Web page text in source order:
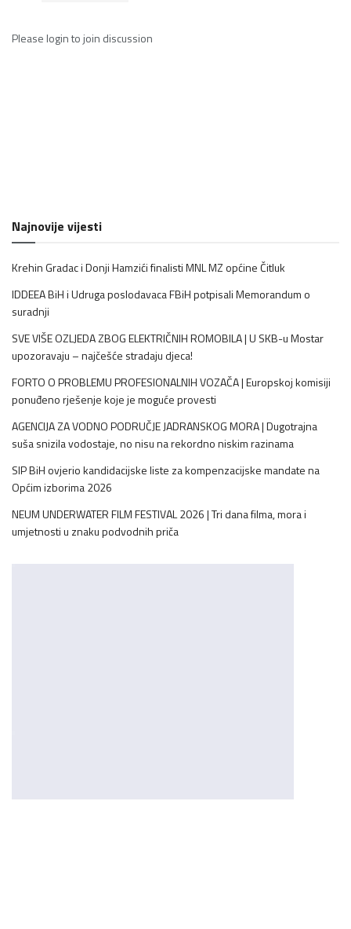
Please loginto join discussion
Najnovije vijesti
Krehin Gradac i Donji Hamzići finalisti MNL MZ općine Čitluk
IDDEEA BiH i Udruga poslodavaca FBiH potpisali Memorandum o
suradnji
SVE VIŠE OZLJEDA ZBOG ELEKTRIČNIH ROMOBILA | U SKB-u Mostar
upozoravaju – najčešće stradaju djeca!
FORTO O PROBLEMU PROFESIONALNIH VOZAČA | Europskoj komisiji
ponuđeno rješenje koje je moguće provesti
AGENCIJA ZA VODNO PODRUČJE JADRANSKOG MORA | Dugotrajna
suša snizila vodostaje, no nisu na rekordno niskim razinama
SIP BiH ovjerio kandidacijske liste za kompenzacijske mandate na
Općim izborima 2026
NEUM UNDERWATER FILM FESTIVAL 2026 | Tri dana filma, mora i
umjetnosti u znaku podvodnih priča